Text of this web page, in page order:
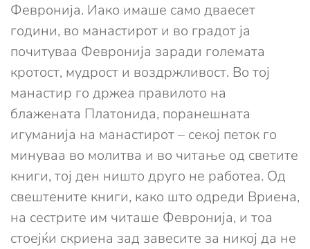
Февронија. Иако имаше само дваесет
години, во манастирот и во градот ја
почитуваа Февронија заради големата
кротост, мудрост и воздржливост. Во тој
манастир го држеа правилото на
блажената Платонида, поранешната
игуманија на манастирот – секој петок го
минуваа во молитва и во читање од светите
книги, тој ден ништо друго не работеа. Од
свештените книги, како што одреди Вриена,
на сестрите им читаше Февронија, и тоа
стоејќи скриена зад завесите за никој да не